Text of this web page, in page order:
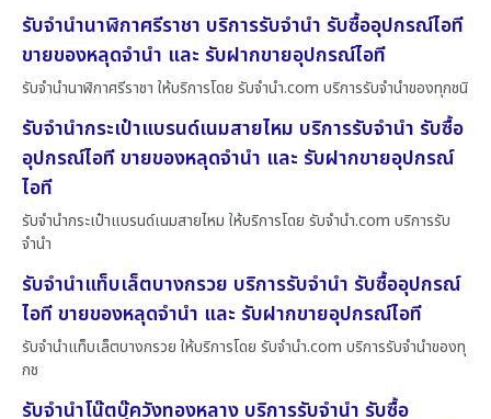
รับจำนำนาฬิกาศรีราชา บริการรับจำนำ รับซื้ออุปกรณ์ไอที
ขายของหลุดจำนำ และ รับฝากขายอุปกรณ์ไอที
รับจำนำนาฬิกาศรีราชา ให้บริการโดย รับจํานํา.com บริการรับจำนำของทุกชนิ
รับจำนำกระเป๋าแบรนด์เนมสายไหม บริการรับจำนำ รับซื้อ
อุปกรณ์ไอที ขายของหลุดจำนำ และ รับฝากขายอุปกรณ์
ไอที
รับจำนำกระเป๋าแบรนด์เนมสายไหม ให้บริการโดย รับจํานํา.com บริการรับ
จำนำ
รับจำนำแท็บเล็ตบางกรวย บริการรับจำนำ รับซื้ออุปกรณ์
ไอที ขายของหลุดจำนำ และ รับฝากขายอุปกรณ์ไอที
รับจำนำแท็บเล็ตบางกรวย ให้บริการโดย รับจํานํา.com บริการรับจำนำของทุ
กช
รับจำนำโน๊ตบุ๊ควังทองหลาง บริการรับจำนำ รับซื้อ